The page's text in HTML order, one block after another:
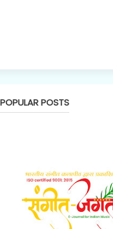
POPULAR POSTS